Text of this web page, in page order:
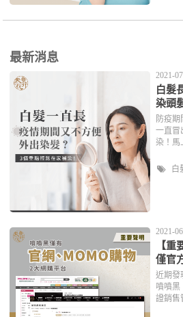
最新消息
2021-
白髮
染頭
染！
防疫
一直冒
染！馬
白
2021-
【重
僅官
平台
近期發
噴噴黑
證銷售